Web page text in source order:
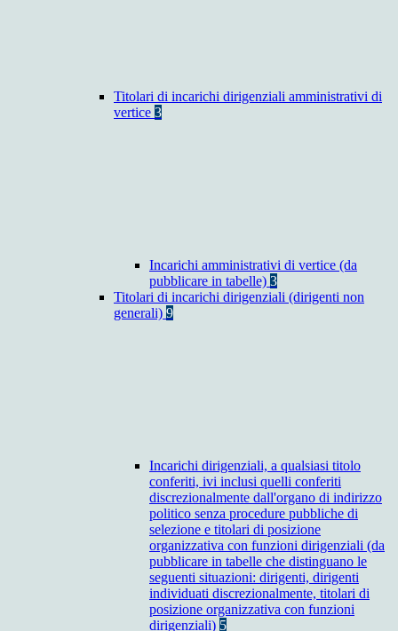
Titolari di incarichi dirigenziali amministrativi di
vertice 3
Incarichi amministrativi di vertice (da
pubblicare in tabelle) 3
Titolari di incarichi dirigenziali (dirigenti non
generali) 9
Incarichi dirigenziali, a qualsiasi titolo
conferiti, ivi inclusi quelli conferiti
discrezionalmente dall'organo di indirizzo
politico senza procedure pubbliche di
selezione e titolari di posizione
organizzativa con funzioni dirigenziali (da
pubblicare in tabelle che distinguano le
seguenti situazioni: dirigenti, dirigenti
individuati discrezionalmente, titolari di
posizione organizzativa con funzioni
dirigenziali) 5